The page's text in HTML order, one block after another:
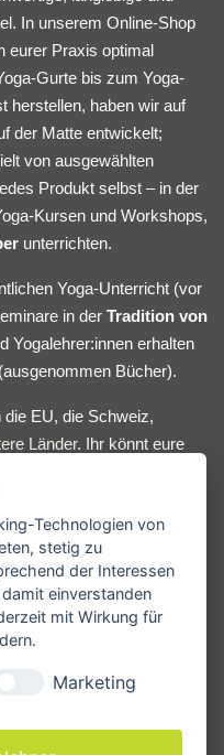
In unserem Online-Shop
eurer Praxis optimal
Gurte bis zum Yoga-
herstellen, haben wir auf
der Matte entwickelt;
von ausgewählten
Produkt selbst – in der
Kursen und Workshops,
unterrichten.
Yoga-Unterricht (vor
in der Tradition von
Yogalehrer:innen erhalten
Bücher).
EU, die Schweiz,
Länder. Ihr könnt eure
oder nach Absprache
oder
Technologien von
stetig zu
der Interessen
einverstanden
mit Wirkung für
Marketing